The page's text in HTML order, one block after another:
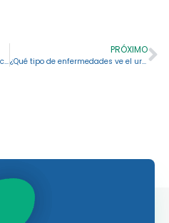
Circuncisión en San José, Costa Rica: una perspectiva integral sobre el coste
PRÓXIMO
¿Qué tipo de enfermedades ve el urólogo?